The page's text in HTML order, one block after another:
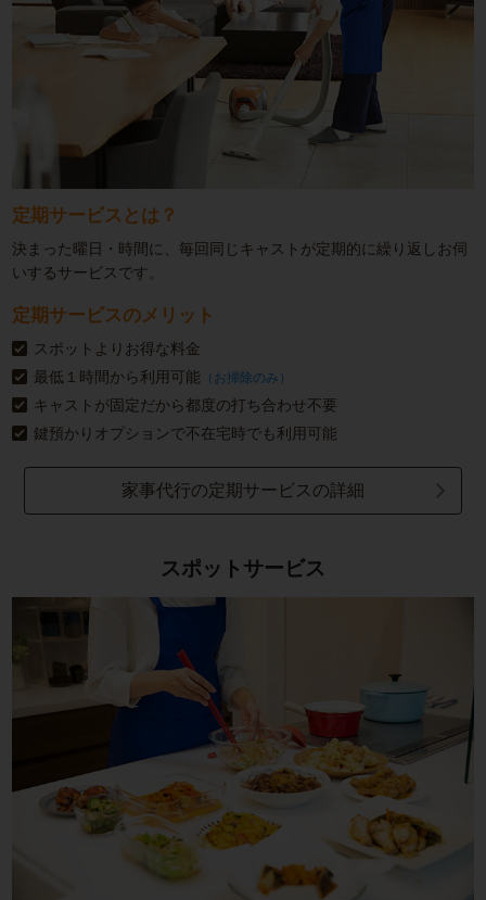
定期サービスとは？
決まった曜日・時間に、毎回同じキャストが定期的に繰り返しお伺
いするサービスです。
定期サービスのメリット
スポットよりお得な料金
最低１時間から利用可能 （お掃除のみ）
キャストが固定だから都度の打ち合わせ不要
鍵預かりオプションで不在宅時でも利用可能
家事代行の定期サービスの詳細
スポットサービス